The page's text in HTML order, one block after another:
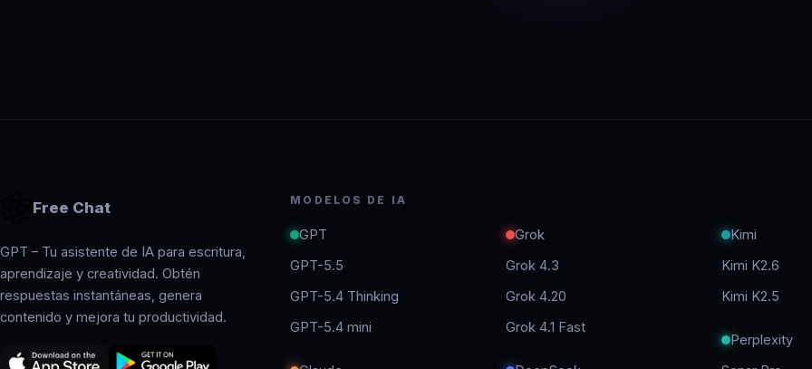
Free Chat
GPT – Tu asistente de IA para escritura,
aprendizaje y creatividad. Obtén
respuestas instantáneas, genera
contenido y mejora tu productividad.
MODELOS DE IA
GPT
GPT-5.5
GPT-5.4 Thinking
GPT-5.4 mini
Grok
Grok 4.3
Grok 4.20
Grok 4.1 Fast
Kimi
Kimi K2.6
Kimi K2.5
Perplexity